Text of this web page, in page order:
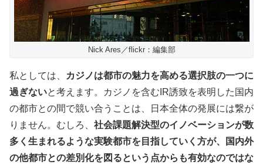
Nick Ares／flickr：編集部
私としては、
カジノは都市の魅力を高める選択肢の一つに
過ぎないと考えます。カジノを含む IR誘致を表明した国内
の都市との間で競い合うことは、日本全体の発展には繋が
りません。むしろ、 社会課題解決型のイノベーションが数
多く生まれるような実験都市を目指していく方が、国内外
の他都市との差別化を図るという点からも有効なのではな